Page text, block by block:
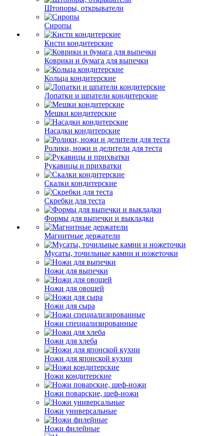
Штопоры, открыватели
Сиропы
Кисти кондитерские
Коврики и бумага для выпечки
Кольца кондитерские
Лопатки и шпатели кондитерские
Мешки кондитерские
Насадки кондитерские
Ролики, ножи и делители для теста
Рукавицы и прихватки
Скалки кондитерские
Скребки для теста
Формы для выпечки и выкладки
Магнитные держатели
Мусаты, точильные камни и ножеточки
Ножи для выпечки
Ножи для овощей
Ножи для сыра
Ножи специализированные
Ножи для хлеба
Ножи для японской кухни
Ножи кондитерские
Ножи поварские, шеф-ножи
Ножи универсальные
Ножи филейные